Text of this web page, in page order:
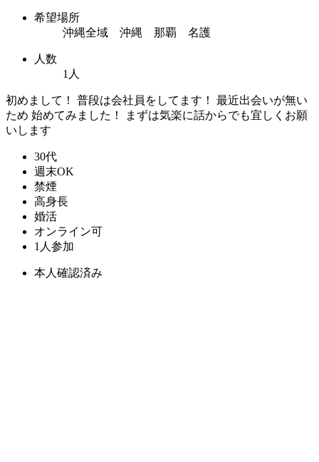
希望場所
沖縄全域 沖縄 那覇 名護
人数
1人
初めまして！ 普段は会社員をしてます！ 最近出会いが無い
ため 始めてみました！ まずは気楽に話からでも宜しくお願
いします
30代
週末OK
禁煙
高身長
婚活
オンライン可
1人参加
本人確認済み